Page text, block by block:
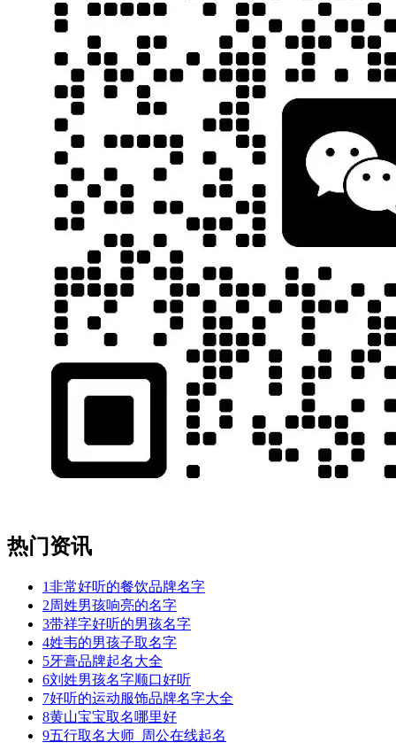
热门资讯
1非常好听的餐饮品牌名字
2周姓男孩响亮的名字
3带祥字好听的男孩名字
4姓韦的男孩子取名字
5牙膏品牌起名大全
6刘姓男孩名字顺口好听
7好听的运动服饰品牌名字大全
8黄山宝宝取名哪里好
9五行取名大师_周公在线起名